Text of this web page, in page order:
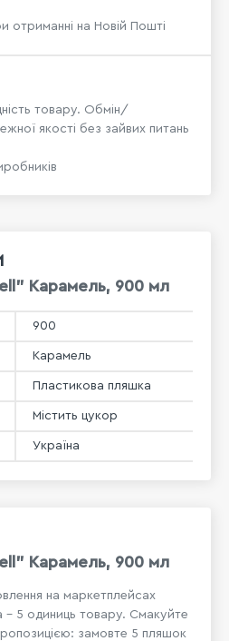
отриманні на Новій Пошті
товару. Обмін/
якості без зайвих питань
Карамель, 900 мл
на маркетплейсах
- 5 одиниць товару. Смакуйте
замовте 5 пляшок
Карамель, 900 мл
900
Карамель
Пластикова пляшка
Містить цукор
Україна